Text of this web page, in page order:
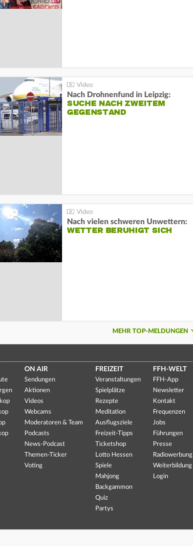
Nach Drohnenfund in Leipzig:
SUCHE NACH ZWEITEM
GEGENSTAND
Nach vielen schweren Unwettern:
WETTER BERUHIGT SICH
MEHR TOP-MELDUNGEN
ON AIR
Sendungen
Aktionen
Videos
Webcams
Moderatoren & Team
Podcasts
News-Podcast
Themen-Ticker
Voting
FREIZEIT
Veranstaltungen
Spielplätze
Rezepte
Meditation
Ausflugsziele
Freizeit-Tipps
Ticketshop
Lotto Hessen
Spiele
Mahjong
Backgammon
Quiz
Partys
FFH-WELT
FFH-App
Newsletter
Kontakt
Frequenzen
Jobs
Führungen
Presse
Radiowerbung
Weiterbildung
Login